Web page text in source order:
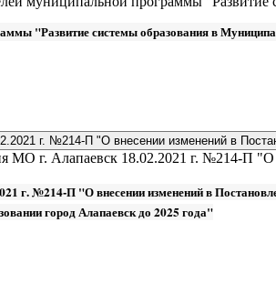
"Развитие системы образования в
г. №214-П "О внесении изменений в
МО г. Алапаевск 18.02.2021 г. №214-П
г. №214-П "О внесении изменений в
город Алапаевск до 2025 года"